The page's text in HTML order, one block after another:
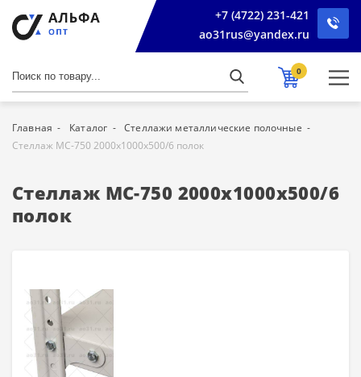
+7 (4722) 231-421
ao31rus@yandex.ru
0
Главная Каталог
Стеллажи металлические полочные
Стеллаж МС-750 2000х1000х500/6 полок
Стеллаж МС-750 2000х1000х500/6
полок